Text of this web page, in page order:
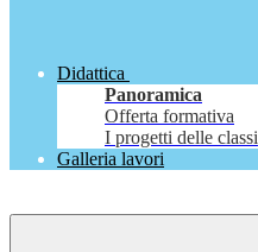
Didattica
Panoramica
Offerta formativa
I progetti delle classi
Galleria lavori